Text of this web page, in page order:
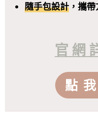
隨手包設計 ，攜
官 網
點